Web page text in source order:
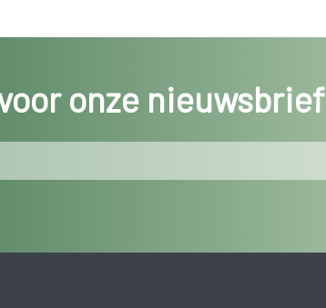
onze nieuwsbrief